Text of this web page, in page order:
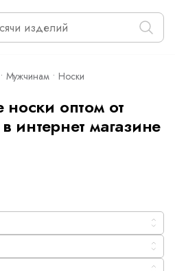
Мужчинам Носки
оптом от
интернет магазине